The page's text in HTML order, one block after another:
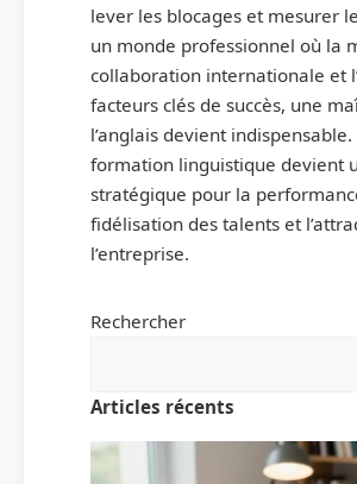
lever les blocages et mesurer
un monde professionnel où la
collaboration internationale et
facteurs clés de succès, une
l’anglais devient
formation linguistique devient
stratégique pour la
fidélisation des talents et
l’entreprise.
Rechercher
Articles récents